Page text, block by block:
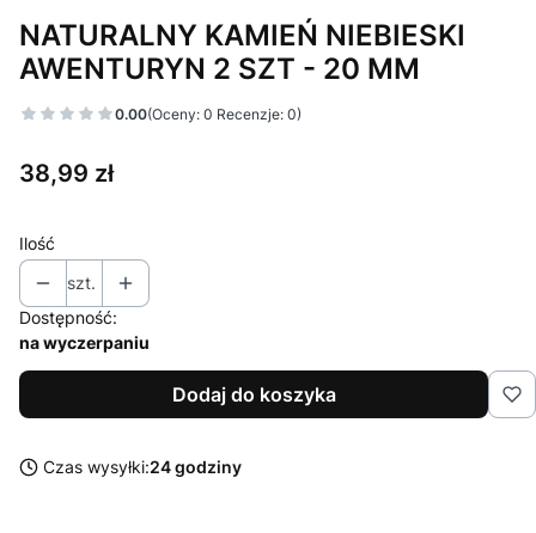
NATURALNY KAMIEŃ NIEBIESKI
AWENTURYN 2 SZT - 20 MM
0.00(Oceny: 0 Recenzje: 0)
Cena
38,99 zł
Ilość
szt.
Dostępność:
na wyczerpaniu
Dodaj do koszyka
Czas wysyłki:24 godziny